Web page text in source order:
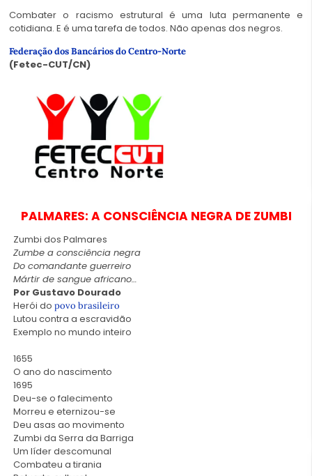
Combater o racismo estrutural é uma luta permanente e
cotidiana. E é uma tarefa de todos. Não apenas dos negros.
Federação dos Bancários do Centro-Norte
(Fetec-CUT/CN)
PALMARES: A CONSCIÊNCIA NEGRA DE ZUMBI
Zumbi dos Palmares
Zumbe a consciência negra
Do comandante guerreiro
Mártir de sangue africano…
Por Gustavo Dourado
Herói do povo brasileiro
Lutou contra a escravidão
Exemplo no mundo inteiro
1655
O ano do nascimento
1695
Deu-se o falecimento
Morreu e eternizou-se
Deu asas ao movimento
Zumbi da Serra da Barriga
Um líder descomunal
Combateu a tirania